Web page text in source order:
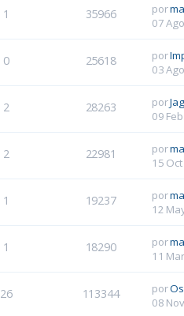
1 35966 por
07
0 25618 por
03
2 28263 por
09
2 22981 por
15
1 19237 por
12
1 18290 por
11
26 113344 por
08